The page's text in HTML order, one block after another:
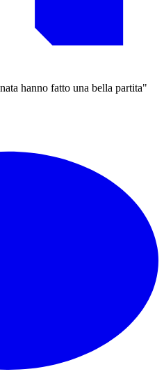
hanno fatto una bella partita"